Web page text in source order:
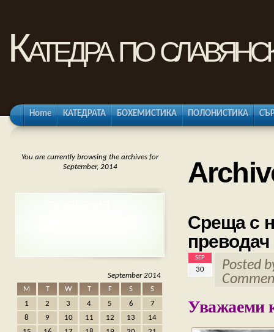
Катедра по
Home КАТЕДРАТА БОХЕМИСТИКА ПОЛОНИСТИКА
Среща с
SEP
30
Posted
Уважаеми
You are currently browsing the archives for
September, 2014
September 2014
M
T W T F S
S
1
2 3 4 5 6
7
8
9 10 11 12 13
14